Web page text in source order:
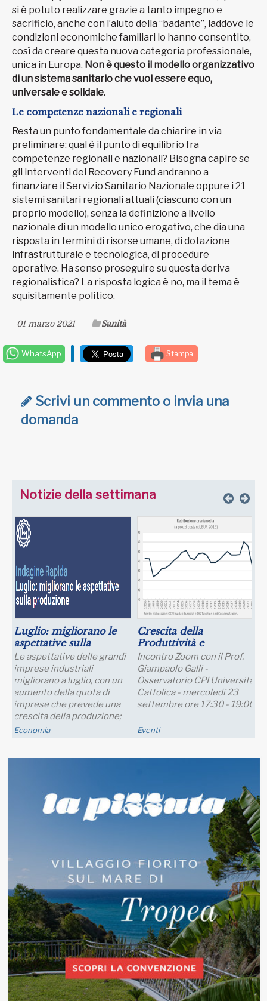
si è potuto realizzare grazie a tanto impegno e
sacrificio, anche con l’aiuto della “badante”, laddove le
condizioni economiche familiari lo hanno consentito,
così da creare questa nuova categoria professionale,
unica in Europa. Non è questo il modello organizzativo
di un sistema sanitario che vuol essere equo,
universale e solidale.
Le competenze nazionali e regionali
Resta un punto fondamentale da chiarire in via
preliminare: qual è il punto di equilibrio fra
competenze regionali e nazionali? Bisogna capire se
gli interventi del Recovery Fund andranno a
finanziare il Servizio Sanitario Nazionale oppure i 21
sistemi sanitari regionali attuali (ciascuno con un
proprio modello), senza la definizione a livello
nazionale di un modello unico erogativo, che dia una
risposta in termini di risorse umane, di dotazione
infrastrutturale e tecnologica, di procedure
operative. Ha senso proseguire su questa deriva
regionalistica? La risposta logica è no, ma il tema è
squisitamente politico.
01 marzo 2021 Sanità
WhatsApp Stampa
Scrivi un commento o invia una
domanda
Notizie della settimana
Luglio: migliorano le
aspettative sulla
produzione
Le aspettative delle grandi
imprese industriali
migliorano a luglio, con un
aumento della quota di
imprese che prevede una
crescita della produzione;
nei..
Economia
Crescita della
Produttività e
Prospettive Salariali
Incontro Zoom con il Prof.
Giampaolo Galli -
Osservatorio CPI Università
Cattolica - mercoledì 23
settembre ore 17:30 - 19:00
Eventi